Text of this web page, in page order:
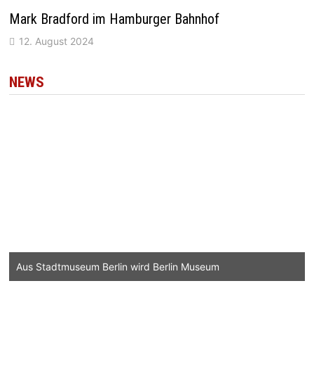
Mark Bradford im Hamburger Bahnhof
12. August 2024
NEWS
Aus Stadtmuseum Berlin wird Berlin Museum